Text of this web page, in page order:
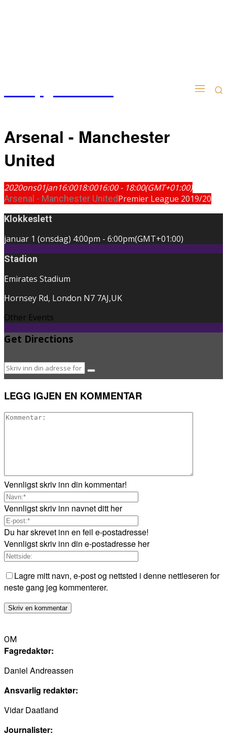
Arsenal - Manchester
United
2020ons01jan16:0018:0016:00 - 18:00(GMT+01:00)
Arsenal - Manchester UnitedPremier League 2019/20
Klokkeslett
januar 1 (onsdag) 4:00pm - 6:00pm(GMT+01:00)
Stadion
Emirates Stadium
Hornsey Rd, London N7 7AJ,UK
Other Events
Get Directions
LEGG IGJEN EN KOMMENTAR
Vennligst skriv inn din kommentar!
Vennligst skriv inn navnet ditt her
Du har skrevet inn en feil e-postadresse!
Vennligst skriv inn din e-postadresse her
Lagre mitt navn, e-post og nettsted i denne nettleseren for
neste gang jeg kommenterer.
OM
Fagredaktør:
Daniel Andreassen
Ansvarlig redaktør:
Vidar Daatland
Journalister: